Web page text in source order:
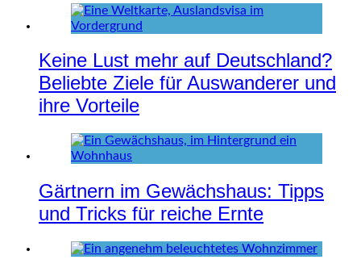
Keine Lust mehr auf Deutschland?
Beliebte Ziele für Auswanderer und
ihre Vorteile
Gärtnern im Gewächshaus: Tipps
und Tricks für reiche Ernte